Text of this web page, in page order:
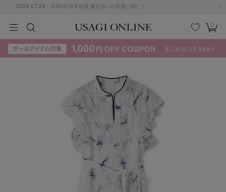
2026.07.29 令和8年熊本地震 被災地への支援に関して
検索
お気
に入
カー
ト
0
KIDSBABYBEAUTYLIFE STYLE
KIDSBABYBEAUTYLIFE STYLE
F G
S T
その
他